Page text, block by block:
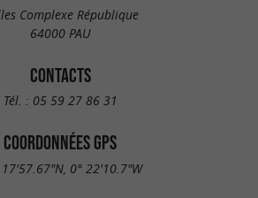
Complexe République
64000 PAU
CONTACTS
Tél. : 05 59 27 86 31
COORDONNÉES GPS
0° 22'10.7"W